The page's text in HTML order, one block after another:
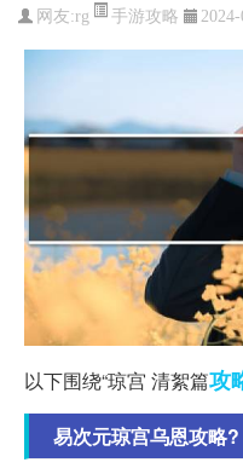
网友:rg 手游攻略
以下围绕“琼宫 清絮篇攻
易次元琼宫乌恩攻略?